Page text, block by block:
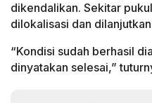
dikendalikan. Sekitar
dilokalisasi dan
“Kondisi sudah berhasil
dinyatakan selesai,”